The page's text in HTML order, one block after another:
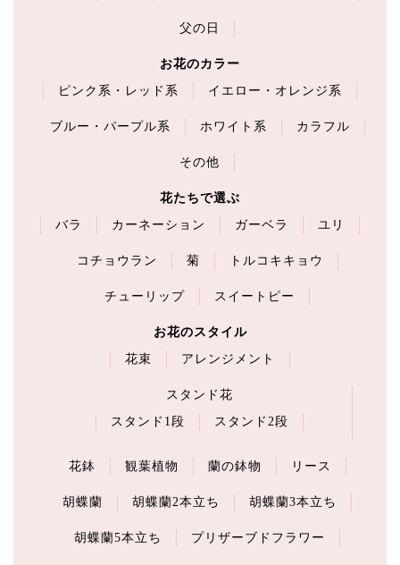
父の日
お花のカラー
ピンク系・レッド系
イエロー・オレンジ系
ブルー・パープル系 ホワイト系 カラフル
その他
花たちで選ぶ
バラ
カーネーション ガーベラ ユリ
コチョウラン 菊 トルコキキョウ
チューリップ スイートピー
お花のスタイル
花束
アレンジメント
スタンド花
スタンド1段
スタンド2段
花鉢 観葉植物 蘭の鉢物 リース
胡蝶蘭 胡蝶蘭2本立ち 胡蝶蘭3本立ち
胡蝶蘭5本立ち プリザーブドフラワー